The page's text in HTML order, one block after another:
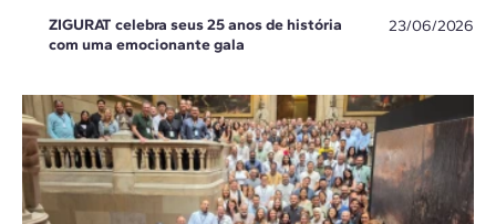
ZIGURAT celebra seus 25 anos de história
com uma emocionante gala
23/06/2026